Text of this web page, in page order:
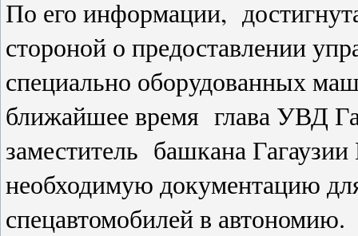
По его информации,
стороной о предоставлении
специально оборудованных
ближайшее время глава УВД
заместитель башкана
необходимую документацию
спецавтомобилей в автономию.